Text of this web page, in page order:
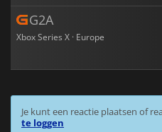
G2A
Xbox Series X · Europe
Je kunt een reactie plaatsen of
te loggen